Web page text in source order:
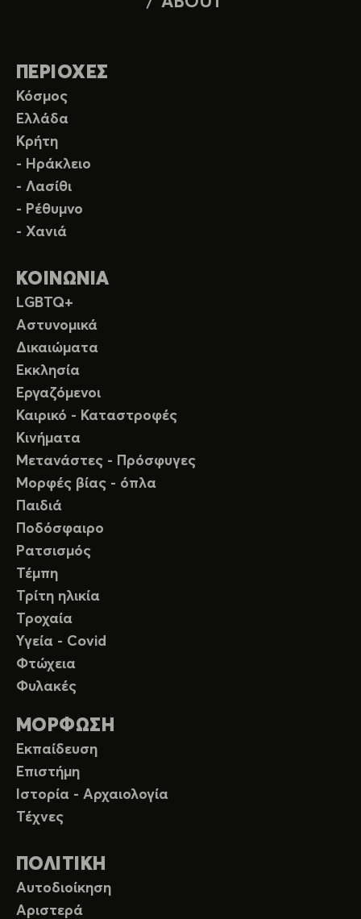
ΠΕΡΙΟΧΕΣ
Κόσμος
Ελλάδα
Κρήτη
- Ηράκλειο
- Λασίθι
- Ρέθυμνο
- Χανιά
ΚΟΙΝΩΝΙΑ
LGBTQ+
Αστυνομικά
Δικαιώματα
Εκκλησία
Εργαζόμενοι
Καιρικό - Καταστροφές
Κινήματα
Μετανάστες - Πρόσφυγες
Μορφές βίας - όπλα
Παιδιά
Ποδόσφαιρο
Ρατσισμός
Τέμπη
Τρίτη ηλικία
Τροχαία
Υγεία - Covid
Φτώχεια
Φυλακές
ΜΟΡΦΩΣΗ
Εκπαίδευση
Επιστήμη
Ιστορία - Αρχαιολογία
Τέχνες
ΠΟΛΙΤΙΚΗ
Αυτοδιοίκηση
Αριστερά